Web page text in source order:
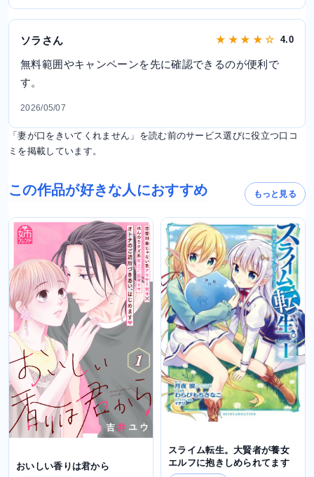
ソラさん ★ ★ ★ ★ ☆ 4.0
無料範囲やキャンペーンを先に確認できるのが便利で
す。
2026/05/07
「妻が口をきいてくれません」を読む前のサービス選びに役立つ口コ
ミを掲載しています。
この作品が好きな人におすすめ もっと見る
おいしい香りは君から
スライム転生。大賢者が養女
エルフに抱きしめられてます